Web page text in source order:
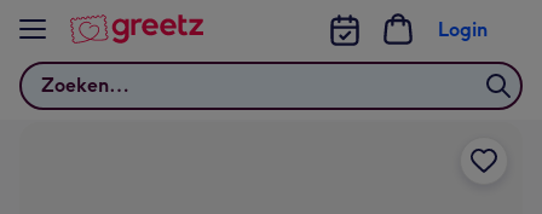
Bekijk meer
Zoeken
Login